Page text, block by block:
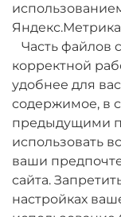
О компании
Товары и
+7 (495) 789-
09:00 - 18:00
Часть файлов
корректной
удобнее для
содержимое, в
предыдущими
использовать
ваши
сайта.
настройках